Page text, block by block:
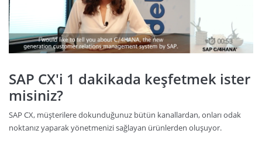
SAP CX'i 1 dakikada keşfetmek ister
misiniz?
SAP CX, müşterilere dokunduğunuz bütün kanallardan, onları odak
noktanız yaparak yönetmenizi sağlayan ürünlerden oluşuyor.